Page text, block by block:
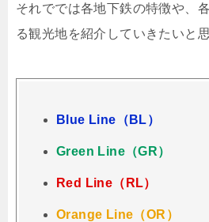
それででは各地下鉄の特徴や、
る観光地を紹介していきたいと思
Blue Line（BL）
Green Line（GR）
Red Line（RL）
Orange Line（OR）